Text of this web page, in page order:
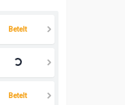
Betelt
Betelt
Betelt